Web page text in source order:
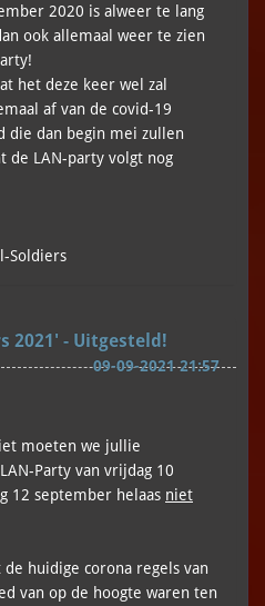
2020 is alweer te lang
ook allemaal weer te zien
het deze keer wel zal
af van de covid-19
die dan begin mei zullen
de LAN-party volgt nog
Soldiers
2021' - Uitgesteld!
09-09-2021 21:57
moeten we jullie
Party van vrijdag 10
12 september helaas niet
huidige corona regels van
van op de hoogte waren ten